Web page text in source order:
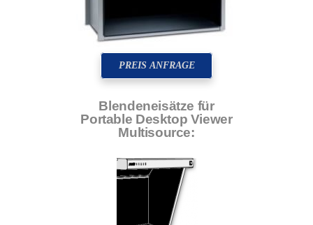
PREIS ANFRAGE
Blendeneisätze für
Portable Desktop Viewer
Multisource: